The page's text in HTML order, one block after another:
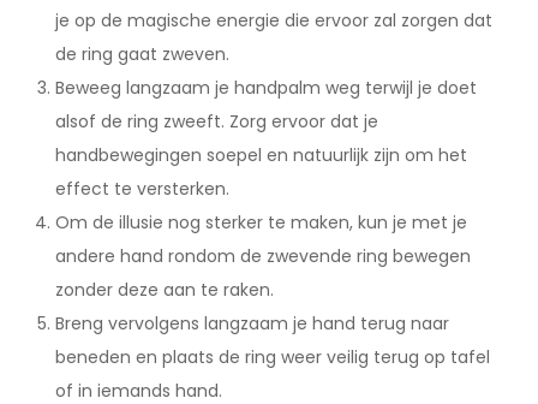
je op de magische energie die ervoor zal zorgen dat
de ring gaat zweven.
Beweeg langzaam je handpalm weg terwijl je doet
alsof de ring zweeft. Zorg ervoor dat je
handbewegingen soepel en natuurlijk zijn om het
effect te versterken.
Om de illusie nog sterker te maken, kun je met je
andere hand rondom de zwevende ring bewegen
zonder deze aan te raken.
Breng vervolgens langzaam je hand terug naar
beneden en plaats de ring weer veilig terug op tafel
of in iemands hand.